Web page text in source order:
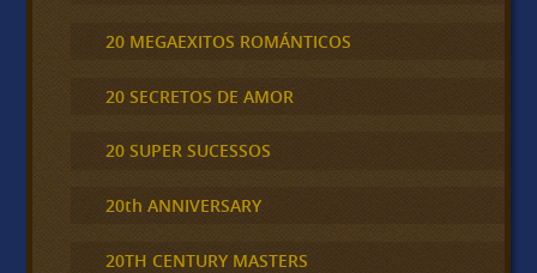
20 MEGAEXITOS ROMÁNTICOS
20 SECRETOS DE AMOR
20 SUPER SUCESSOS
20th ANNIVERSARY
20TH CENTURY MASTERS